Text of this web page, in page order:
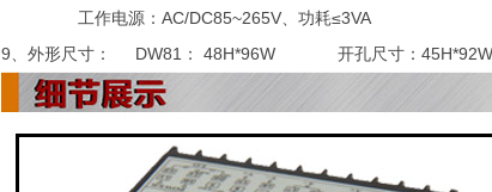
工作电源：AC/DC85~265V、功耗≤3VA
9、外形尺寸： DW81： 48H*96W 开孔尺寸：45H*92W